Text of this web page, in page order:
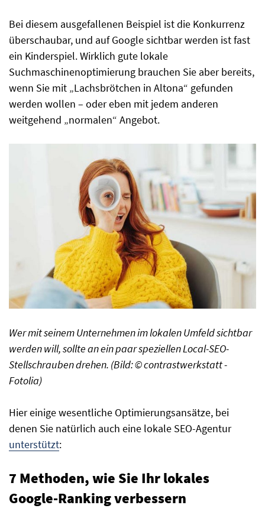
Bei diesem ausgefallenen Beispiel ist die Konkurrenz
überschaubar, und auf Google sichtbar werden ist fast
ein Kinderspiel. Wirklich gute lokale
Suchmaschinenoptimierung brauchen Sie aber bereits,
wenn Sie mit „Lachsbrötchen in Altona“ gefunden
werden wollen – oder eben mit jedem anderen
weitgehend „normalen“ Angebot.
Wer mit seinem Unternehmen im lokalen Umfeld sichtbar
werden will, sollte an ein paar speziellen Local-SEO-
Stellschrauben drehen. (Bild: ©contrastwerkstatt -
Fotolia)
Hier einige wesentliche Optimierungsansätze, bei
denen Sie natürlich auch eine lokale SEO-Agentur
unterstützt:
7 Methoden, wie Sie Ihr lokales
Google-Ranking verbessern